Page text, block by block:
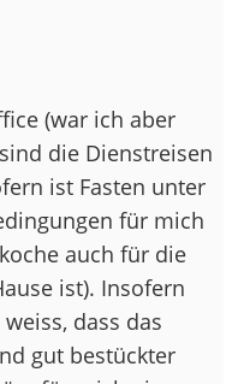
(war ich aber
die Dienstreisen
ist Fasten unter
für mich
auch für die
ist). Insofern
dass das
gut bestückter